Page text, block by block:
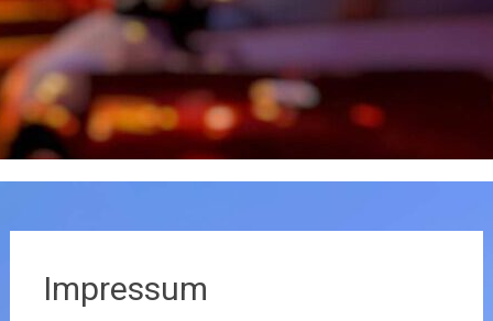
Impressum